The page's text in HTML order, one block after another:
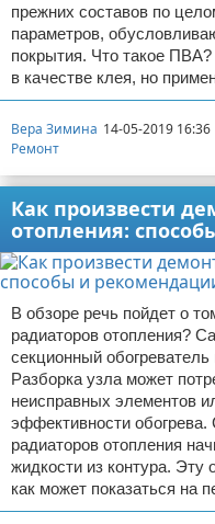
прежних составов по
параметров,
покрытия. Что такое
в качестве клея, но
Вера Зимина 14-05-2019 16:36
Ремонт
Как произвести
отопления:
В обзоре речь пойдет о
радиаторов отопления?
секционный
Разборка узла может
неисправных элементов
эффективности
радиаторов отопления
жидкости из контура. Эту
как может показаться на